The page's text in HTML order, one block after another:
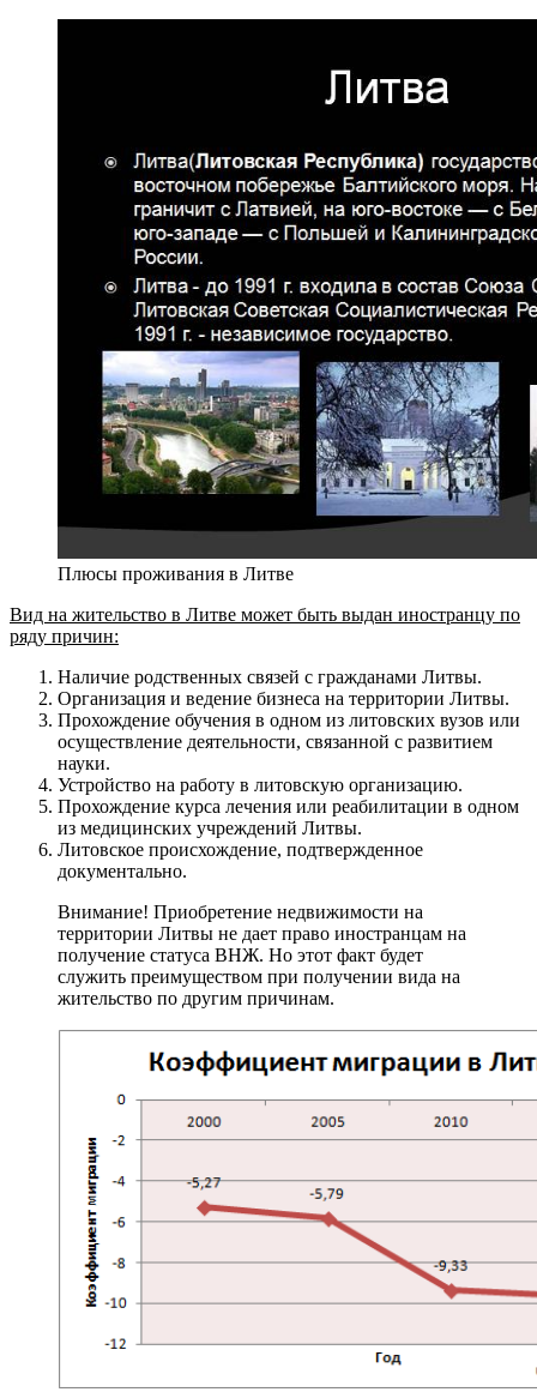
Плюсы проживания в Литве
Вид на жительство в Литве может быть выдан иностранцу по
ряду причин:
Наличие родственных связей с гражданами Литвы.
Организация и ведение бизнеса на территории Литвы.
Прохождение обучения в одном из литовских вузов или
осуществление деятельности, связанной с развитием
науки.
Устройство на работу в литовскую организацию.
Прохождение курса лечения или реабилитации в одном
из медицинских учреждений Литвы.
Литовское происхождение, подтвержденное
документально.
Внимание! Приобретение недвижимости на
территории Литвы не дает право иностранцам на
получение статуса ВНЖ. Но этот факт будет
служить преимуществом при получении вида на
жительство по другим причинам.